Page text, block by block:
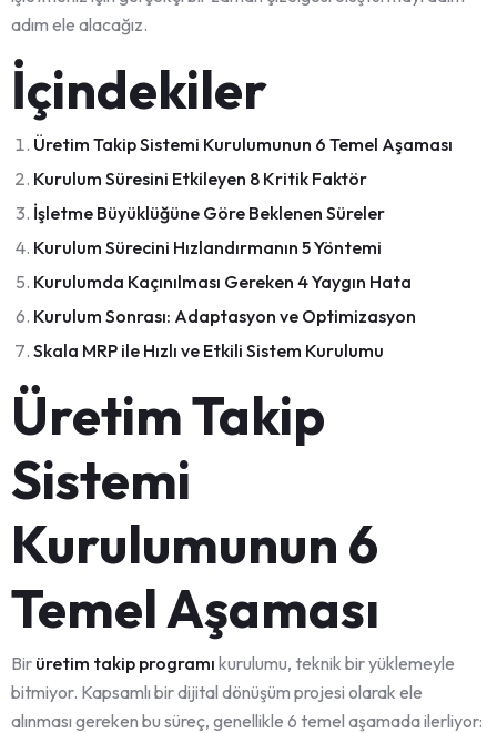
adım ele alacağız.
İçindekiler
Üretim Takip Sistemi Kurulumunun 6 Temel Aşaması
Kurulum Süresini Etkileyen 8 Kritik Faktör
İşletme Büyüklüğüne Göre Beklenen Süreler
Kurulum Sürecini Hızlandırmanın 5 Yöntemi
Kurulumda Kaçınılması Gereken 4 Yaygın Hata
Kurulum Sonrası: Adaptasyon ve Optimizasyon
Skala MRP ile Hızlı ve Etkili Sistem Kurulumu
Üretim Takip
Sistemi
Kurulumunun 6
Temel Aşaması
Bir üretim takip programı kurulumu, teknik bir yüklemeyle
bitmiyor. Kapsamlı bir dijital dönüşüm projesi olarak ele
alınması gereken bu süreç, genellikle 6 temel aşamada ilerliyor: